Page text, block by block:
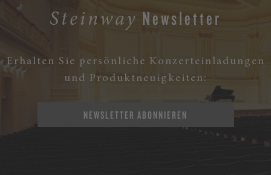
Steinway Newsletter
Erhalten Sie persönliche Konzerteinladungen
und Produktneuigkeiten:
NEWSLETTER ABONNIEREN